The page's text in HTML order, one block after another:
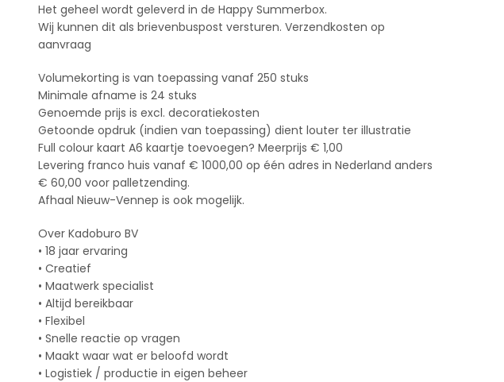
Het geheel wordt geleverd in de Happy Summerbox.
Wij kunnen dit als brievenbuspost versturen. Verzendkosten op
aanvraag
Volumekorting is van toepassing vanaf 250 stuks
Minimale afname is 24 stuks
Genoemde prijs is excl. decoratiekosten
Getoonde opdruk (indien van toepassing) dient louter ter illustratie
Full colour kaart A6 kaartje toevoegen? Meerprijs € 1,00
Levering franco huis vanaf € 1000,00 op één adres in Nederland anders
€ 60,00 voor palletzending.
Afhaal Nieuw-Vennep is ook mogelijk.
Over Kadoburo BV
• 18 jaar ervaring
• Creatief
• Maatwerk specialist
• Altijd bereikbaar
• Flexibel
• Snelle reactie op vragen
• Maakt waar wat er beloofd wordt
• Logistiek / productie in eigen beheer